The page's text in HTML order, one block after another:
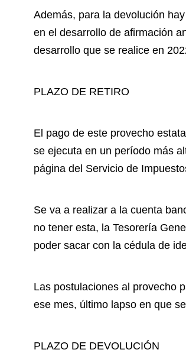
Además, para la devolución
en el desarrollo de afirmación
desarrollo que se realice en
PLAZO DE RETIRO
El pago de este provecho
se ejecuta en un período más
página del Servicio de
Se va a realizar a la cuenta
no tener esta, la Tesorería
poder sacar con la cédula de
Las postulaciones al provecho
ese mes, último lapso en que
PLAZO DE DEVOLUCIÓN